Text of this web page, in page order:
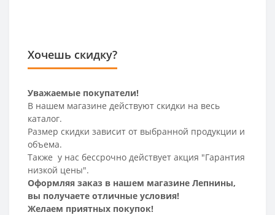
Хочешь скидку?
Уважаемые покупатели!
В нашем магазине действуют скидки на весь
каталог.
Размер скидки зависит от выбранной продукции и
объема.
Также у нас бессрочно действует акция "Гарантия
низкой цены".
Оформляя заказ в нашем магазине Лепнины,
вы получаете отличные условия!
Желаем приятных покупок!